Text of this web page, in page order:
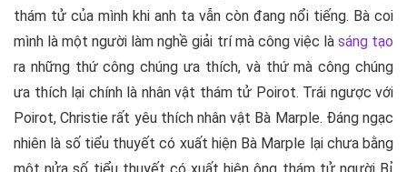
thám tử của mình khi anh ta vẫn còn đang nổi tiếng. Bà coi
mình là một người làm nghề giải trí mà công việc là sáng tạo
ra những thứ công chúng ưa thích, và thứ mà công chúng
ưa thích lại chính là nhân vật thám tử Poirot. Trái ngược với
Poirot, Christie rất yêu thích nhân vật Bà Marple. Đáng ngạc
nhiên là số tiểu thuyết có xuất hiện Bà Marple lại chưa bằng